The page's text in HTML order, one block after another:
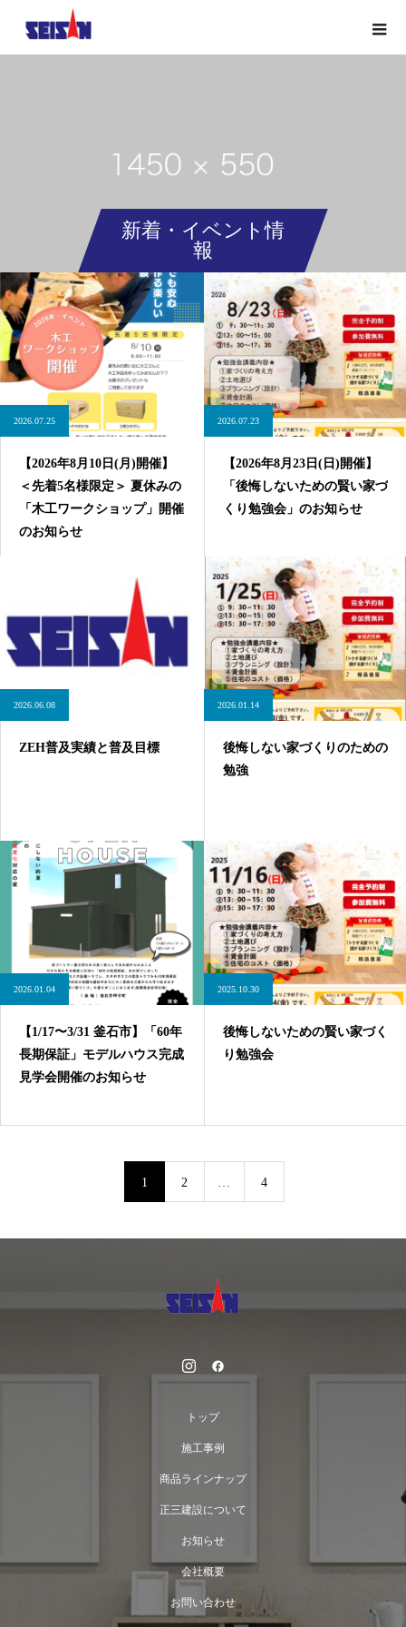
新着・イベント情
報
2026.07.25
【2026年8月10日(月)開催】
＜先着5名様限定＞ 夏休みの
「木工ワークショップ」開催
のお知らせ
2026.07.23
【2026年8月23日(日)開催】
「後悔しないための賢い家づ
くり勉強会」のお知らせ
2026.06.08
ZEH普及実績と普及目標
2026.01.14
後悔しない家づくりのための
勉強
2026.01.04
【1/17〜3/31 釜石市】「60年
長期保証」モデルハウス完成
見学会開催のお知らせ
2025.10.30
後悔しないための賢い家づく
り勉強会
1 2 … 4
トップ
施工事例
商品ラインナップ
正三建設について
お知らせ
会社概要
お問い合わせ